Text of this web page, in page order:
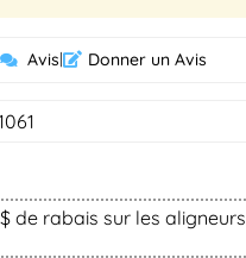
Avis| Donner un Avis
de rabais sur les aligneurs